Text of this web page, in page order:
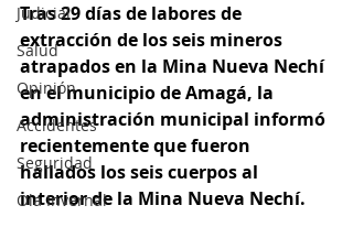
Judicial
Salud
Opinión
Accidentes
Seguridad
Ola Invernal
Tras 29 días de labores de
extracción de los seis mineros
atrapados en la Mina Nueva Nechí
en el municipio de Amagá, la
administración municipal informó
recientemente que fueron
hallados los seis cuerpos al
interior de la Mina Nueva Nechí.